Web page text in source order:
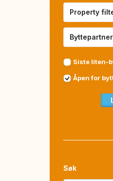
Property
Byttepartner
Siste liten-
Åpen for
Søk